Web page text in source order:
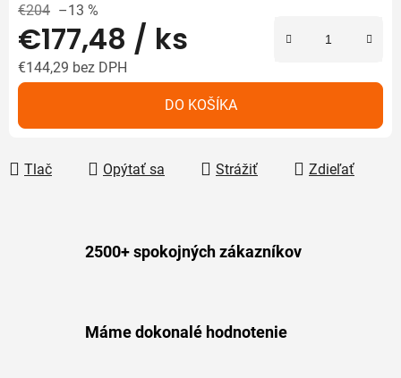
€204 –13 %
€177,48 / ks
€144,29 bez DPH
DO KOŠÍKA
Tlač Opýtať sa Strážiť Zdieľať
2500+ spokojných zákazníkov
Máme dokonalé hodnotenie